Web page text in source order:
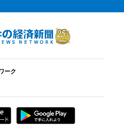
ーク